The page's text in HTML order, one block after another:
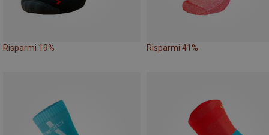
Risparmi 19% Risparmi 41%